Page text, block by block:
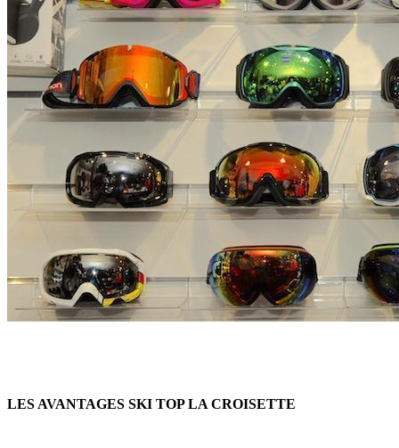
LES AVANTAGES SKI TOP LA CROISETTE